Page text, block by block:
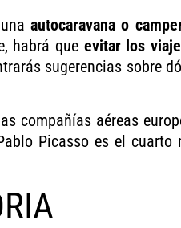
autocaravana o
habrá que evitar los
sugerencias sobre
compañías aéreas
Picasso es el cuarto